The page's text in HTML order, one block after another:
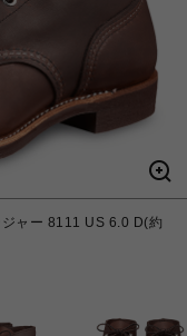
ャー 8111 US 6.0 D(約